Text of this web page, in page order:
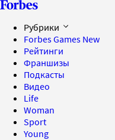
Рубрики
Forbes Games New
Рейтинги
Франшизы
Подкасты
Видео
Life
Woman
Sport
Young